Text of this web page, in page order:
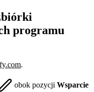
programu
.
obok pozycji Wsparcie